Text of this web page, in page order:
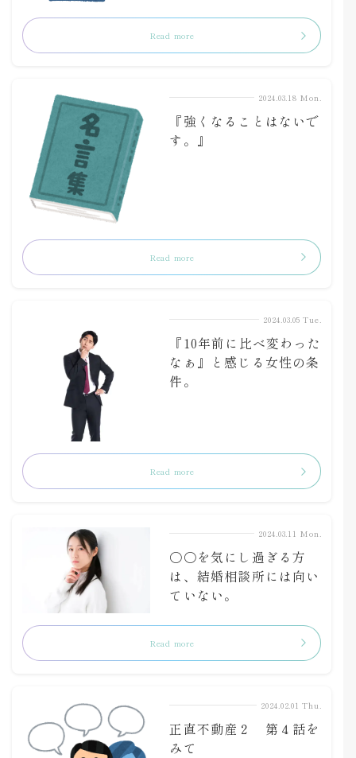
Read more
2024.03.18 Mon.
『強くなることはないで
す。』
Read more
2024.03.05 Tue.
『10年前に比べ変わった
なぁ』と感じる女性の条
件。
Read more
2024.03.11 Mon.
〇〇を気にし過ぎる方
は、結婚相談所には向い
ていない。
Read more
2024.02.01 Thu.
正直不動産２ 第４話を
みて